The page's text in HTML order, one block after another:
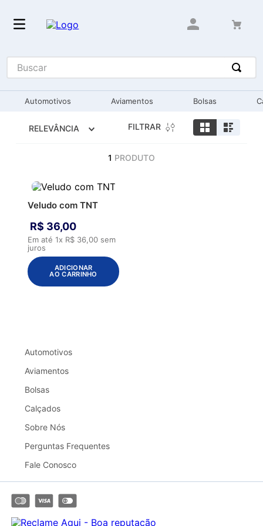
Buscar
Automotivos Aviamentos Bolsas
RELEVÂNCIA FILTRAR
1 PRODUTO
Veludo com TNT
R$ 36,00
Em até1x R$ 36,00 sem
juros
ADICIONAR
AO CARRINHO
Automotivos
Aviamentos
Bolsas
Calçados
Sobre Nós
Perguntas Frequentes
Fale Conosco